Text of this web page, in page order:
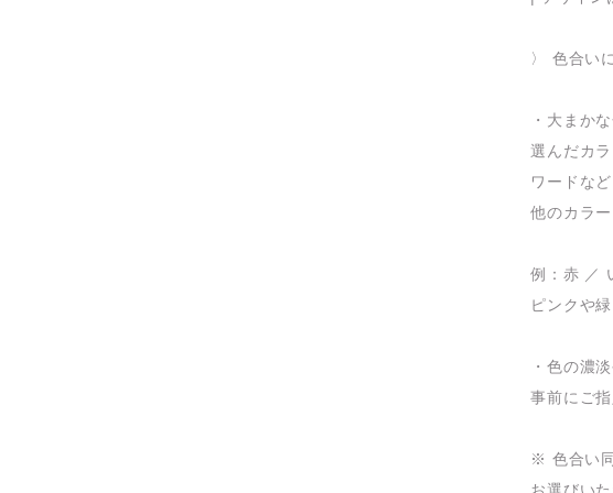
〉 色合い
・大まか
選んだカ
ワードな
他のカラ
例：赤 ／
ピンクや
・色の濃
事前にご
※ 色合い